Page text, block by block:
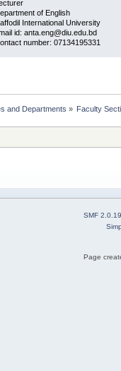
of English
International University
id: anta.eng@diu.edu.bd
number: 07134195331
and Departments » Faculty
SMF 2.0.19
Page